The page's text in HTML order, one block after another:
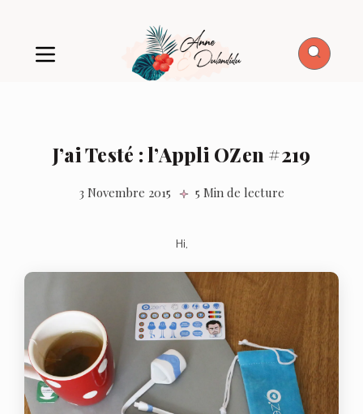
J’ai Testé : l’Appli OZen #219
3 Novembre 2015 5 Min de lecture
Hi,